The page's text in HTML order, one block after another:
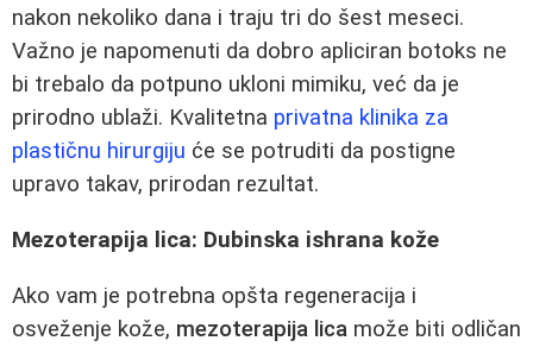
nakon nekoliko dana i traju tri do šest meseci.
Važno je napomenuti da dobro apliciran botoks ne
bi trebalo da potpuno ukloni mimiku, već da je
prirodno ublaži. Kvalitetna privatna klinika za
plastičnu hirurgiju će se potruditi da postigne
upravo takav, prirodan rezultat.
Mezoterapija lica: Dubinska ishrana kože
Ako vam je potrebna opšta regeneracija i
osveženje kože, mezoterapija lica može biti odličan